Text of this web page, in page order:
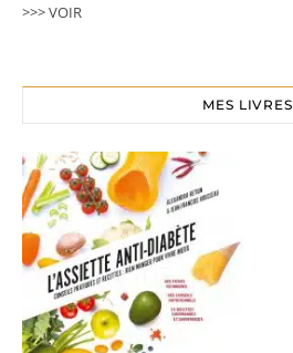
>>> VOIR
MES LIVRES